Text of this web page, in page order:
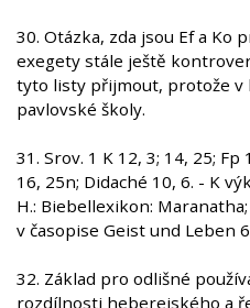
30. Otázka, zda jsou Ef a Ko
exegety stále ještě
tyto listy přijmout, protože v
pavlovské školy.
31. Srov. 1 K 12, 3; 14, 25; Fp
16, 25n; Didaché 10, 6. - K
H.: Biebellexikon:
v časopise Geist und Leben
32. Základ pro odlišné
rozdílnosti heberejského a